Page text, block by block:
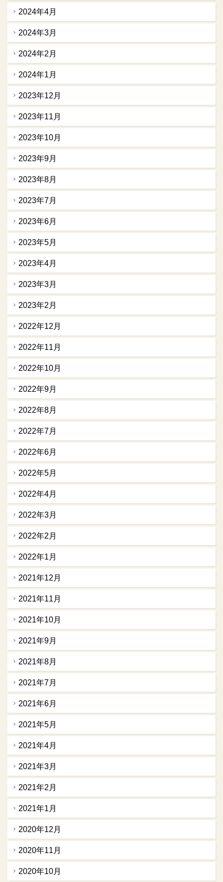
2024年4月
2024年3月
2024年2月
2024年1月
2023年12月
2023年11月
2023年10月
2023年9月
2023年8月
2023年7月
2023年6月
2023年5月
2023年4月
2023年3月
2023年2月
2022年12月
2022年11月
2022年10月
2022年9月
2022年8月
2022年7月
2022年6月
2022年5月
2022年4月
2022年3月
2022年2月
2022年1月
2021年12月
2021年11月
2021年10月
2021年9月
2021年8月
2021年7月
2021年6月
2021年5月
2021年4月
2021年3月
2021年2月
2021年1月
2020年12月
2020年11月
2020年10月